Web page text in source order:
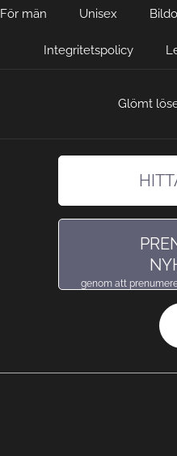
För män Unisex
Integritetspolicy
Glömt
genom att